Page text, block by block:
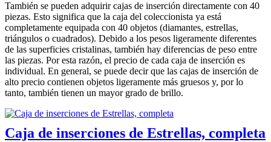
También se pueden adquirir cajas de inserción directamente con 40
piezas. Esto significa que la caja del coleccionista ya está
completamente equipada con 40 objetos (diamantes, estrellas,
triángulos o cuadrados). Debido a los pesos ligeramente diferentes
de las superficies cristalinas, también hay diferencias de peso entre
las piezas. Por esta razón, el precio de cada caja de inserción es
individual. En general, se puede decir que las cajas de inserción de
alto precio contienen objetos ligeramente más gruesos y, por lo
tanto, también tienen un mayor grado de brillo.
Caja de inserciones de Estrellas, completa